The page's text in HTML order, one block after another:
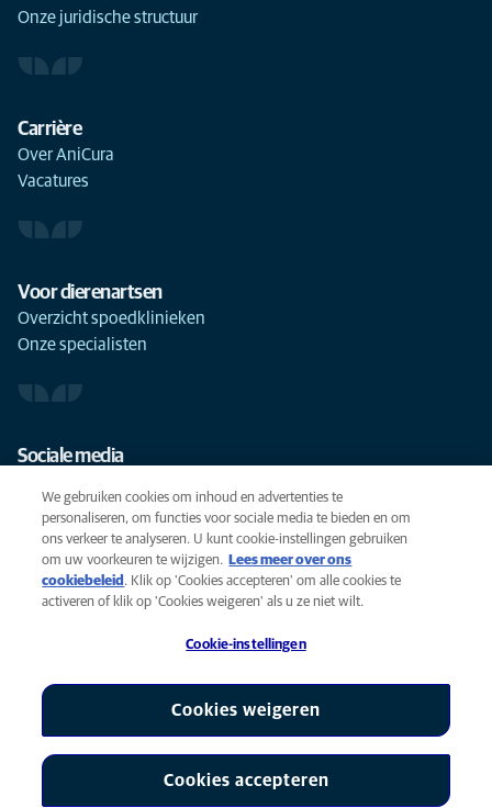
Onze juridische structuur
Carrière
Over AniCura
Vacatures
Voor dierenartsen
Overzicht spoedklinieken
Onze specialisten
Sociale media
Cookies
Privacyverklaring
AniCura is een partner van Mars, Inc © 2026
Cookie-instellingen
We gebruiken cookies om inhoud en advertenties te
personaliseren, om functies voor sociale media te bieden en om
ons verkeer te analyseren. U kunt cookie-instellingen gebruiken
om uw voorkeuren te wijzigen.
Lees meer over ons
cookiebeleid (opens in a new tab)
. Klik op 'Cookies accepteren' om alle cookies te
activeren of klik op 'Cookies weigeren' als u ze niet wilt.
Cookie-instellingen
Cookies weigeren
Cookies accepteren